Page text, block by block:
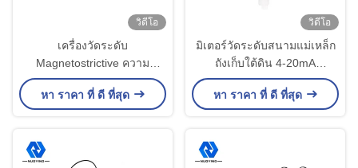
วิดีโอ
เครื่องวัดระดับ
Magnetostrictive ความ
แม่นยำสูง 4-20mA เครื่องส่ง
สัญญาณระดับ Magnetrol
หา ราคา ที่ ดี ที่สุด
วิดีโอ
มิเตอร์วัดระดับสนามแม่เหล็ก
ถังเก็บใต้ดิน 4-20mA
IP67/IP68
หา ราคา ที่ ดี ที่สุด